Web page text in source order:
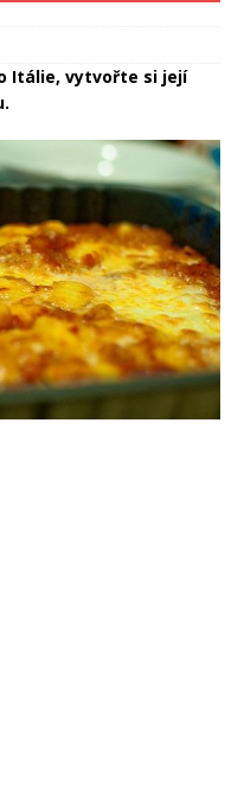
Itálie, vytvořte si její